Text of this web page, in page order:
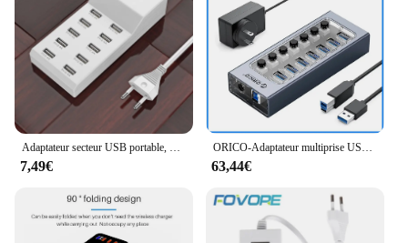
Adaptateur secteur USB portable, 10 ports, 5V, hub, chargeur mural AC, prise UE, bureau à domicile, voyage
7,49€
ORICO-Adaptateur multiprise USB 3.0 pour PC, port multiprise, interrupteur à clé marche-arrêt, extension de prise d'accueil, emplacement pour chargeur, multiprise
63,44€